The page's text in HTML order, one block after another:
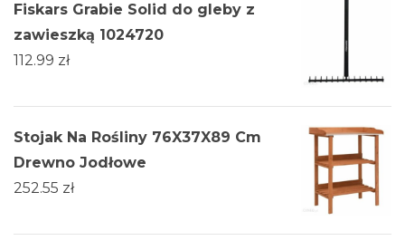
Fiskars Grabie Solid do gleby z
zawieszką 1024720
112.99 zł
Stojak Na Rośliny 76X37X89 Cm
Drewno Jodłowe
252.55 zł